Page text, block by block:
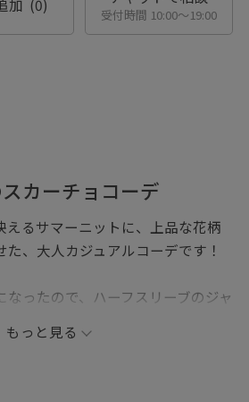
加 (0) 受付時間 10:00〜19:00
カーチョコーデ
えるサマーニットに、上品な花柄
、大人カジュアルコーデです！
ったので、ハーフスリーブのジャ
！！
もっと見る